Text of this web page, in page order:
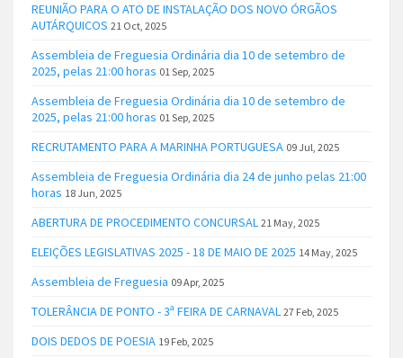
REUNIÃO PARA O ATO DE INSTALAÇÃO DOS NOVO ÓRGÃOS
AUTÁRQUICOS 21 Oct, 2025
Assembleia de Freguesia Ordinária dia 10 de setembro de
2025, pelas 21:00 horas 01 Sep, 2025
Assembleia de Freguesia Ordinária dia 10 de setembro de
2025, pelas 21:00 horas 01 Sep, 2025
RECRUTAMENTO PARA A MARINHA PORTUGUESA 09 Jul, 2025
Assembleia de Freguesia Ordinária dia 24 de junho pelas 21:00
horas 18 Jun, 2025
ABERTURA DE PROCEDIMENTO CONCURSAL 21 May, 2025
ELEIÇÕES LEGISLATIVAS 2025 - 18 DE MAIO DE 2025 14 May, 2025
Assembleia de Freguesia 09 Apr, 2025
TOLERÂNCIA DE PONTO - 3ª FEIRA DE CARNAVAL 27 Feb, 2025
DOIS DEDOS DE POESIA 19 Feb, 2025